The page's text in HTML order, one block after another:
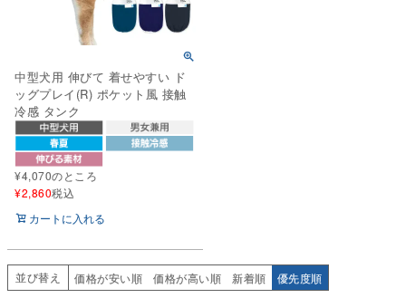
中型犬用 伸びて 着せやすい ド
ッグプレイ(R) ポケット風 接触
冷感 タンク
¥4,070のところ
¥2,860税込
カートに入れる
並び替え 価格が安い順 価格が高い順 新着順 優先度順